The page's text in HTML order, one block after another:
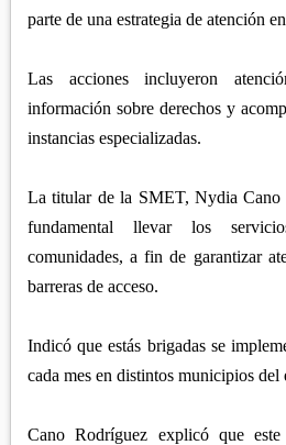
parte de una estrategia de atención
Las acciones incluyeron
información sobre derechos y
instancias especializadas.
La titular de la SMET, Nydia Cano
fundamental llevar los
comunidades, a fin de garantizar
barreras de acceso.
Indicó que estás brigadas se
cada mes en distintos municipios del
Cano Rodríguez explicó que